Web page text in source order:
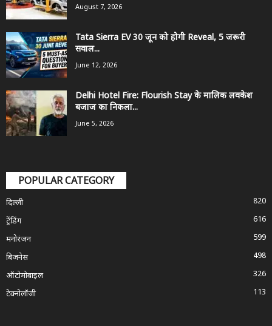
August 7, 2026
Tata Sierra EV 30 जून को होगी Reveal, 5 जरूरी
सवाल...
June 12, 2026
Delhi Hotel Fire: Flourish Stay के मालिक लवकेश
बजाज का निकला...
June 5, 2026
POPULAR CATEGORY
दिल्ली
820
ट्रेंडिंग
616
मनोरंजन
599
बिजनेस
498
ऑटोमोबाइल
326
टेक्नोलॉजी
113